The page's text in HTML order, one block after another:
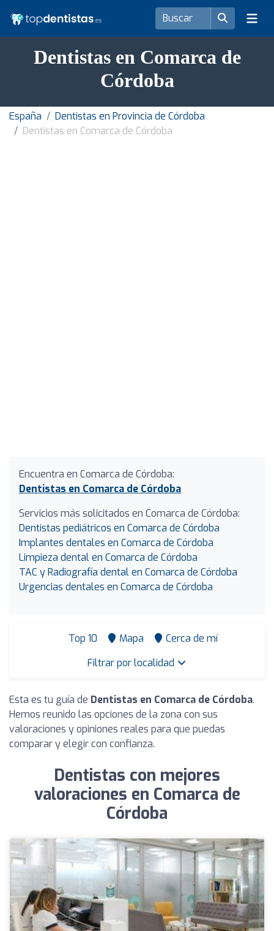
Dentistas en Comarca de
Córdoba
España
Dentistas en Provincia de Córdoba
Dentistas en Comarca de Córdoba
Encuentra en Comarca de Córdoba:
Dentistas en Comarca de Córdoba
Servicios más solicitados en Comarca de Córdoba:
Dentistas pediátricos en Comarca de Córdoba
Implantes dentales en Comarca de Córdoba
Limpieza dental en Comarca de Córdoba
TAC y Radiografía dental en Comarca de Córdoba
Urgencias dentales en Comarca de Córdoba
Top 10 Mapa
Cerca de mí
Filtrar por localidad
Esta es tu guía de Dentistas en Comarca de Córdoba.
Hemos reunido las opciones de la zona con sus
valoraciones y opiniones reales para que puedas
comparar y elegir con confianza.
Dentistas con mejores
valoraciones en Comarca de
Córdoba